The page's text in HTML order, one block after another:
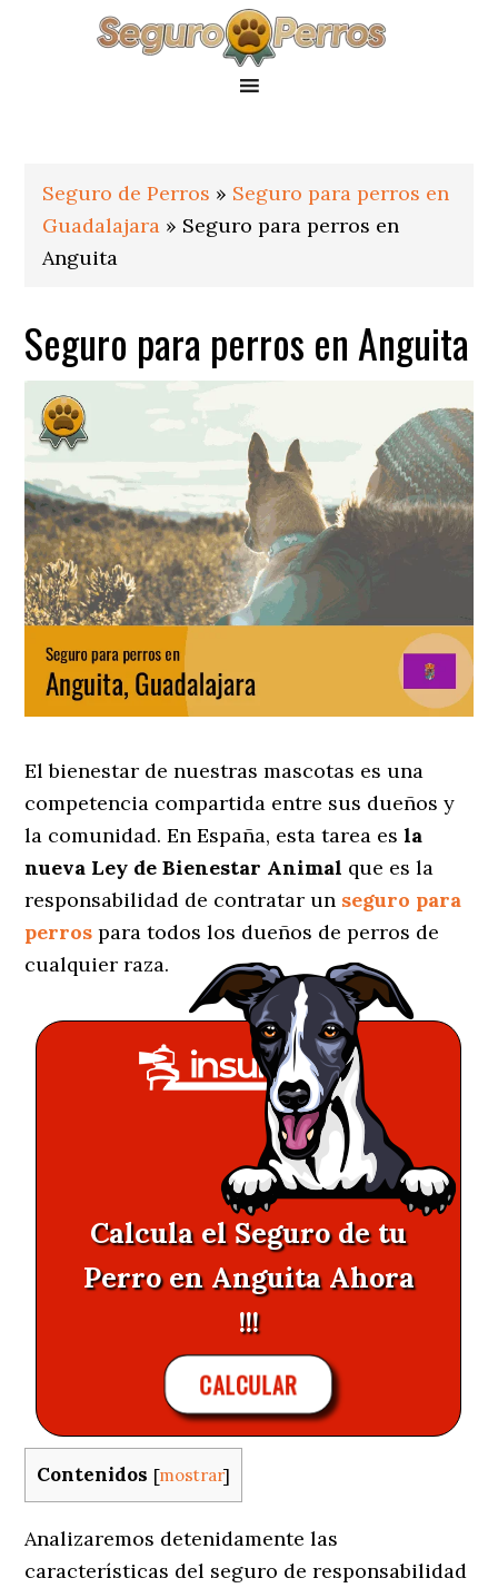
Seguro de Perros » Seguro para perros en
Guadalajara » Seguro para perros en
Anguita
Seguro para perros en Anguita
El bienestar de nuestras mascotas es una
competencia compartida entre sus dueños y
la comunidad. En España, esta tarea esla
nueva Ley de Bienestar Animal que es la
responsabilidad de contratar un seguro para
perros para todos los dueños de perros de
cualquier raza.
Calcula el Seguro de tu
Perro en Anguita Ahora
!!!
CALCULAR
Contenidos [mostrar]
Analizaremos detenidamente las
características del seguro de responsabilidad